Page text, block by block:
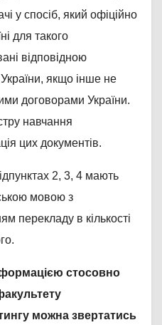
у спосіб, який офіційно
для такого
відповідною
якщо інше не
договорами України.
навчання
цих документів.
2, 3, 4 мають
мовою з
перекладу в кількості
стосовно
можна звертатись